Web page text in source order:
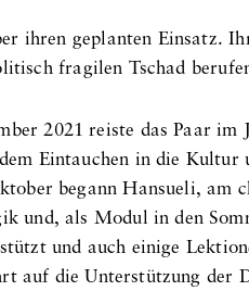
ihren geplanten Einsatz.
fragilen Tschad
2021 reiste das Paar im
Eintauchen in die Kultur
begann Hansueli, am
und, als Modul in den
und auch einige
auf die Unterstützung der